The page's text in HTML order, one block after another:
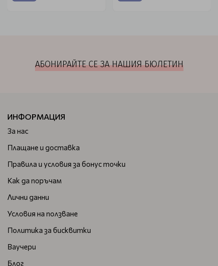
АБОНИРАЙТЕ СЕ ЗА НАШИЯ БЮЛЕТИН
ИНФОРМАЦИЯ
За нас
Плащане и доставка
Правила и условия за бонус точки
Как да поръчам
Лични данни
Условия на ползване
Политика за бисквитки
Ваучери
Блог